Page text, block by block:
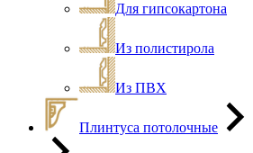
Для гипсокартона
Из полистирола
Из ПВХ
Плинтуса потолочные